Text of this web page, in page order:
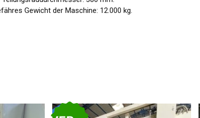
Gewicht der Maschine: 12.000 kg.